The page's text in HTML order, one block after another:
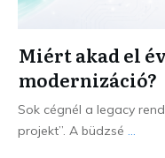
Miért akad el
modernizáció?
Sok cégnél a legacy
projekt”. A büdzsé ...